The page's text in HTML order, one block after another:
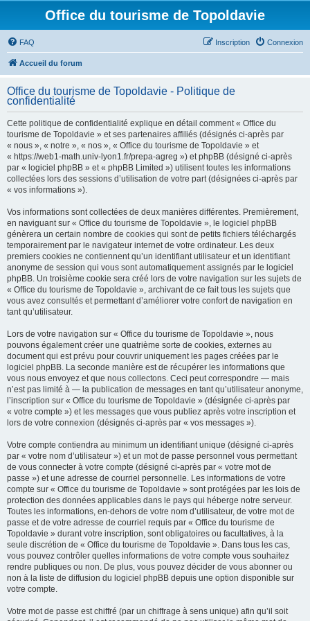
Office du tourisme de Topoldavie
FAQ Connexion
Inscription
Accueil du forum
Office du tourisme de Topoldavie - Politique de
confidentialité
Cette politique de confidentialité explique en détail comment « Office du
tourisme de Topoldavie » et ses partenaires affiliés (désignés ci-après par
« nous », « notre », « nos », « Office du tourisme de Topoldavie » et
« https://web1-math.univ-lyon1.fr/prepa-agreg ») et phpBB (désigné ci-après
par « logiciel phpBB » et « phpBB Limited ») utilisent toutes les informations
collectées lors des sessions d’utilisation de votre part (désignées ci-après par
« vos informations »).
Vos informations sont collectées de deux manières différentes. Premièrement,
en naviguant sur « Office du tourisme de Topoldavie », le logiciel phpBB
génèrera un certain nombre de cookies qui sont de petits fichiers téléchargés
temporairement par le navigateur internet de votre ordinateur. Les deux
premiers cookies ne contiennent qu’un identifiant utilisateur et un identifiant
anonyme de session qui vous sont automatiquement assignés par le logiciel
phpBB. Un troisième cookie sera créé lors de votre navigation sur les sujets de
« Office du tourisme de Topoldavie », archivant de ce fait tous les sujets que
vous avez consultés et permettant d’améliorer votre confort de navigation en
tant qu’utilisateur.
Lors de votre navigation sur « Office du tourisme de Topoldavie », nous
pouvons également créer une quatrième sorte de cookies, externes au
document qui est prévu pour couvrir uniquement les pages créées par le
logiciel phpBB. La seconde manière est de récupérer les informations que
vous nous envoyez et que nous collectons. Ceci peut correspondre — mais
n’est pas limité à — la publication de messages en tant qu’utilisateur anonyme,
l’inscription sur « Office du tourisme de Topoldavie » (désignée ci-après par
« votre compte ») et les messages que vous publiez après votre inscription et
lors de votre connexion (désignés ci-après par « vos messages »).
Votre compte contiendra au minimum un identifiant unique (désigné ci-après
par « votre nom d’utilisateur ») et un mot de passe personnel vous permettant
de vous connecter à votre compte (désigné ci-après par « votre mot de
passe ») et une adresse de courriel personnelle. Les informations de votre
compte sur « Office du tourisme de Topoldavie » sont protégées par les lois de
protection des données applicables dans le pays qui héberge notre serveur.
Toutes les informations, en-dehors de votre nom d’utilisateur, de votre mot de
passe et de votre adresse de courriel requis par « Office du tourisme de
Topoldavie » durant votre inscription, sont obligatoires ou facultatives, à la
seule discrétion de « Office du tourisme de Topoldavie ». Dans tous les cas,
vous pouvez contrôler quelles informations de votre compte vous souhaitez
rendre publiques ou non. De plus, vous pouvez décider de vous abonner ou
non à la liste de diffusion du logiciel phpBB depuis une option disponible sur
votre compte.
Votre mot de passe est chiffré (par un chiffrage à sens unique) afin qu’il soit